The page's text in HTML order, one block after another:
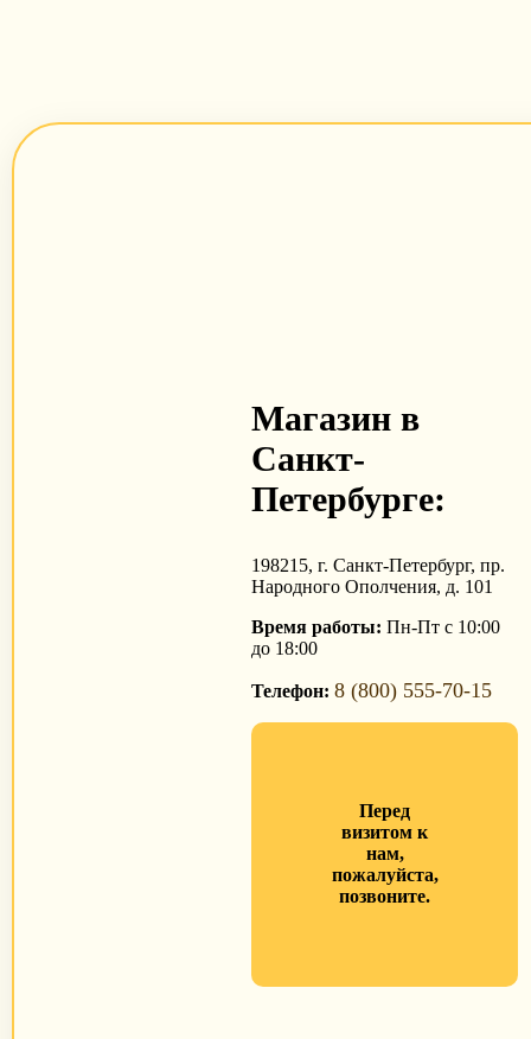
Магазин в
Санкт-
Петербурге:
198215, г. Санкт-Петербург, пр.
Народного Ополчения, д. 101
Время работы: Пн-Пт с 10:00
до 18:00
Телефон:8 (800) 555-70-15
Перед
визитом к
нам,
пожалуйста,
позвоните.